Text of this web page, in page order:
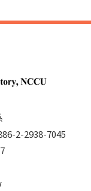
心挑選下，選擇
塊的醬燒豬肋排
四十名，與政大
位！這種規模就
背的了。無怪乎
則恐怕不足以應
部分舊址，殘
下，顯得古色古
館為例，每天上
成群學生聚集；
通常放著書或期
樣的盛況天天上
只有期中與期末
2-2938-7045